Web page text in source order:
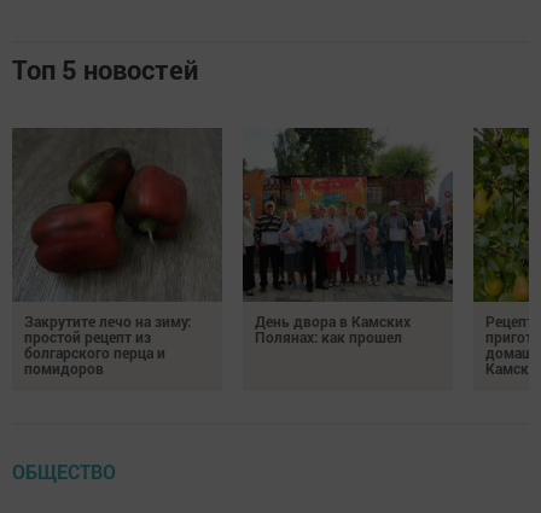
Топ 5 новостей
Закрутите лечо на зиму:
простой рецепт из
болгарского перца и
помидоров
День двора в Камских
Полянах: как прошел
ОБЩЕСТВО